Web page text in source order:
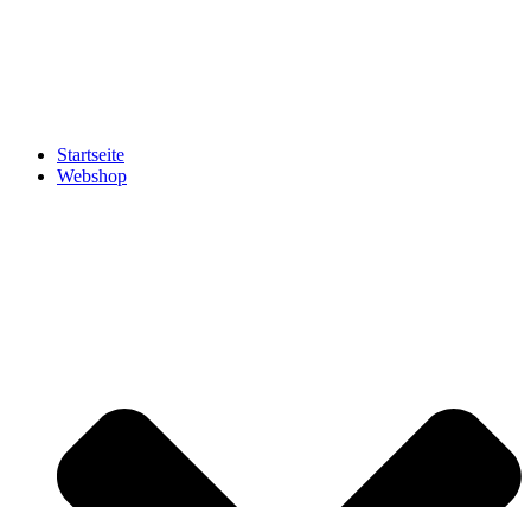
Startseite
Webshop